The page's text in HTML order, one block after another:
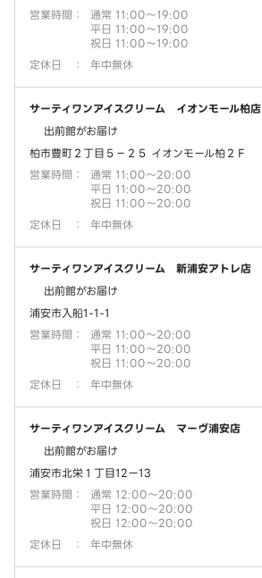
営業時間 ：
通常 11:00～19:00
平日 11:00～19:00
祝日 11:00～19:00
定休日
： 年中無休
サーティワンアイスクリーム イオンモール柏店
出前館がお届け
柏市豊町２丁目５－２５ イオンモール柏２Ｆ
営業時間 ：
通常 11:00～20:00
平日 11:00～20:00
祝日 11:00～20:00
定休日
： 年中無休
サーティワンアイスクリーム 新浦安アトレ店
出前館がお届け
浦安市入船1-1-1
営業時間 ：
通常 11:00～20:00
平日 11:00～20:00
祝日 11:00～20:00
定休日
： 年中無休
サーティワンアイスクリーム マーヴ浦安店
出前館がお届け
浦安市北栄１丁目12ー13
営業時間 ：
通常 12:00～20:00
平日 12:00～20:00
祝日 12:00～20:00
定休日
： 年中無休